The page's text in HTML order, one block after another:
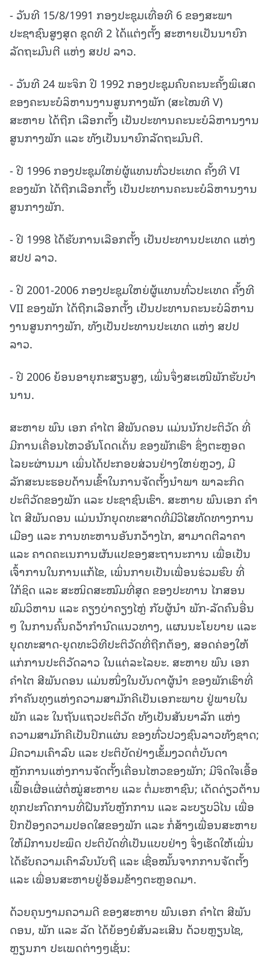
- ວັນທີ 15/8/1991 ກອງປະຊຸມເທື່ອທີ 6 ຂອງສະພາ
ປະຊາຊົນສູງສຸດ ຊຸດທີ 2 ໄດ້ແຕ່ງຕັ້ງ ສະຫາຍເປັນນາຍົກ
ລັດຖະມົນຕີ ແຫ່ງ ສປປ ລາວ.
- ວັນທີ 24 ພະຈິກ ປີ 1992 ກອງປະຊຸມຄົບຄະນະຄັ້ງພິເສດ
ຂອງຄະນະບໍລິຫານງານສູນກາງພັກ (ສະໄໝທີ V)
ສະຫາຍ ໄດ້ຖືກ ເລືອກຕັ້ງ ເປັນປະທານຄະນະບໍລິຫານງານ
ສູນກາງພັກ ແລະ ທັງເປັນນາຍົກລັດຖະມົນຕີ.
- ປີ 1996 ກອງປະຊຸມໃຫຍ່ຜູ້ແທນທົ່ວປະເທດ ຄັ້ງທີ VI
ຂອງພັກ ໄດ້ຖືກເລືອກຕັ້ງ ເປັນປະທານຄະນະບໍລິຫານງານ
ສູນກາງພັກ.
- ປີ 1998 ໄດ້ຮັບການເລືອກຕັ້ງ ເປັນປະທານປະເທດ ແຫ່ງ
ສປປ ລາວ.
- ປີ 2001-2006 ກອງປະຊຸມໃຫຍ່ຜູ້ແທນທົ່ວປະເທດ ຄັ້ງທີ
VII ຂອງພັກ ໄດ້ຖືກເລືອກຕັ້ງ ເປັນປະທານຄະນະບໍລິຫານ
ງານສູນກາງພັກ, ທັງເປັນປະທານປະເທດ ແຫ່ງ ສປປ
ລາວ.
- ປີ 2006 ຍ້ອນອາຍຸກະສຽນສູງ, ເພິ່ນຈຶ່ງສະເໜີພັກຮັບບໍາ
ນານ.
ສະຫາຍ ພົນ ເອກ ຄໍາໄຕ ສີພັນດອນ ແມ່ນນັກປະຕິວັດ ທີ່
ມີການເຄື່ອນໄຫວອັນໂດດເດັ່ນ ຂອງພັກເຮົາ ຊຶ່ງຕະຫຼອດ
ໄລຍະຜ່ານມາ ເພິ່ນໄດ້ປະກອບສ່ວນຢ່າງໃຫຍ່ຫຼວງ, ມີ
ລັກສະນະຮອບດ້ານເຂົ້າໃນການຈັດຕັ້ງນໍາພາ ພາລະກິດ
ປະຕິວັດຂອງພັກ ແລະ ປະຊາຊົນເຮົາ. ສະຫາຍ ພົນເອກ ຄໍາ
ໄຕ ສີພັນດອນ ແມ່ນນັກຍຸດທະສາດທີ່ມີວິໄສທັດທາງການ
ເມືອງ ແລະ ການທະຫານອັນກວ້າງໄກ, ສາມາດຕີລາຄາ
ແລະ ຄາດຄະເນການຜັນແປຂອງສະຖານະການ ເພື່ອເປັນ
ເຈົ້າການໃນການແກ້ໄຂ, ເພິ່ນກາຍເປັນເພື່ອນຮ່ວມຮົບ ທີ່
ໃກ້ຊິດ ແລະ ສະໜິດສະໝົມທີ່ສຸດ ຂອງປະທານ ໄກສອນ
ພົມວິຫານ ແລະ ຄຽງບ່າຄຽງໄຫຼ່ ກັບຜູ້ນໍາ ພັກ-ລັດຄົນອື່ນ
ໆ ໃນການຄົ້ນຄວ້າກໍານົດແນວທາງ, ແຜນນະໂຍບາຍ ແລະ
ຍຸດທະສາດ-ຍຸດທະວິທີປະຕິວັດທີ່ຖືກຕ້ອງ, ສອດຄ່ອງໃຫ້
ແກ່ການປະຕິວັດລາວ ໃນແຕ່ລະໄລຍະ. ສະຫາຍ ພົນ ເອກ
ຄໍາໄຕ ສີພັນດອນ ແມ່ນໜຶ່ງໃນບັນດາຜູ້ນໍາ ຂອງພັກເຮົາທີ່
ກໍາຄັນທຸງແຫ່ງຄວາມສາມັກຄີເປັນເອກະພາບ ຢູ່ພາຍໃນ
ພັກ ແລະ ໃນຖັນແຖວປະຕິວັດ ທັງເປັນສັນຍາລັກ ແຫ່ງ
ຄວາມສາມັກຄີເປັນປຶກແຜ່ນ ຂອງທົ່ວປວງຊົນລາວທັງຊາດ;
ມີຄວາມເຄົາລົບ ແລະ ປະຕິບັດຢ່າງເຂັ້ມງວດຕໍ່ບັນດາ
ຫຼັກການແຫ່ງການຈັດຕັ້ງເຄື່ອນໄຫວຂອງພັກ; ມີຈິດໃຈເອື້ອ
ເຟື້ອເຜື່ອແຜ່ຕໍ່ໝູ່ສະຫາຍ ແລະ ຕໍ່ມະຫາຊົນ; ເດັດດ່ຽວຕ້ານ
ທຸກປະກົດການທີ່ຝືນກັບຫຼັກການ ແລະ ລະບຽບວິໄນ ເພື່ອ
ປົກປ້ອງຄວາມປອດໃສຂອງພັກ ແລະ ກໍ່ສ້າງເພື່ອນສະຫາຍ
ໃຫ້ມີການປະພຶດ ປະຕິບັດທີ່ເປັນແບບຢ່າງ ຈຶ່ງເຮັດໃຫ້ເພິ່ນ
ໄດ້ຮັບຄວາມເຄົາລົບນັບຖື ແລະ ເຊື່ອໝັ້ນຈາກການຈັດຕັ້ງ
ແລະ ເພື່ອນສະຫາຍຢູ່ອ້ອມຂ້າງຕະຫຼອດມາ.
ດ້ວຍຄຸນງາມຄວາມດີ ຂອງສະຫາຍ ພົນເອກ ຄໍາໄຕ ສີພັນ
ດອນ, ພັກ ແລະ ລັດ ໄດ້ຍ້ອງຍໍສັນລະເສີນ ດ້ວຍຫຼຽນໄຊ,
ຫຼຽນກາ ປະເພດຕ່າງໆເຊັ່ນ: